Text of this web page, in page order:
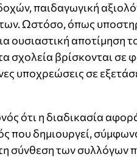
παιδαγωγική
Ωστόσο, όπως
ουσιαστική αποτίμηση
σχολεία βρίσκονται σε
υποχρεώσεις σε
ότι η διαδικασία
που δημιουργεί,
σύνθεση των συλλόγων